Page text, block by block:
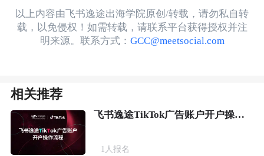
以上内容由飞书逸途出海学院原创/转载，请勿私自转
载，以免侵权！如需转载，请联系平台获得授权并注
明来源。联系方式： GCC@meetsocial.com
相关推荐
飞书逸途TikTok广告账户开户操作流程
1 人报名